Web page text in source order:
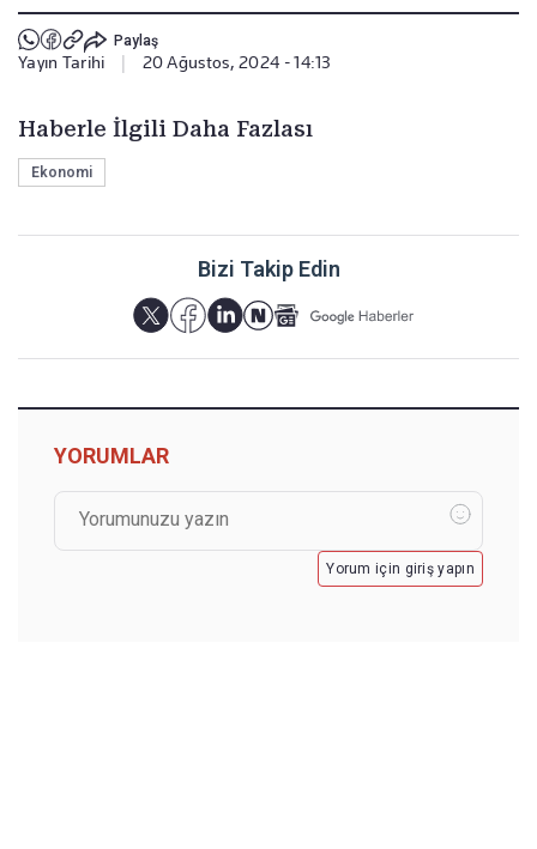
Paylaş
Yayın Tarihi 20 Ağustos, 2024 - 14:13
Haberle İlgili Daha Fazlası
Ekonomi
Bizi Takip Edin
YORUMLAR
Yorum için giriş yapın